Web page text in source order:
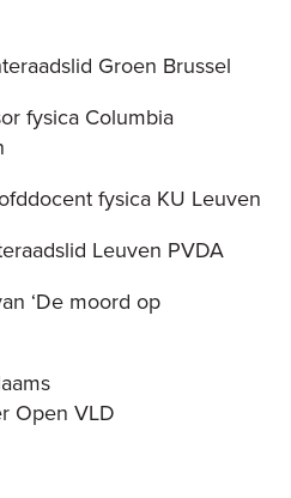
Groen Brussel
fysica Columbia
fysica KU Leuven
Leuven PVDA
‘De moord op
Open VLD